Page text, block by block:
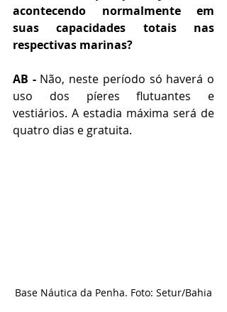
acontecendo normalmente em
suas capacidades totais nas
respectivas marinas?
AB - Não, neste período só haverá o
uso dos píeres flutuantes e
vestiários. A estadia máxima será de
quatro dias e gratuita.
Base Náutica da Penha. Foto: Setur/Bahia